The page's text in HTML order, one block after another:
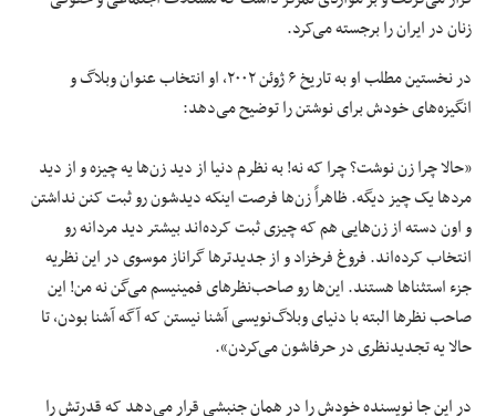
زنان در ایران را برجسته می‌کرد.
در نخستین مطلب او به تاریخ ۶ ژوئن ۲۰۰۲، او انتخاب عنوان وبلاگ و
انگیزه‌های خودش برای نوشتن را توضیح می‌دهد:
«حالا چرا زن نوشت؟ چرا که نه! به نظرم دنیا از دید زن‌ها یه چیزه و از دید
مردها یک چیز دیگه. ظاهراً زن‌ها فرصت اینکه دیدشون رو ثبت کنن نداشتن
و اون دسته از زن‌هایی هم که چیزی ثبت کرده‌اند بیشتر دید مردانه رو
انتخاب کرده‌اند. فروغ فرخزاد و از جدیدترها گراناز موسوی در این نظریه
جزء استثناها هستند. این‌ها رو صاحب‌نظرهای فمینیسم می‌گن نه من! این
صاحب نظرها البته با دنیای وبلاگ‌نویسی آشنا نیستن که آگه آشنا بودن، تا
حالا یه تجدیدنظری در حرفاشون می‌کردن».
در این جا نویسنده خودش را در همان جنبشی قرار می‌دهد که قدرتش را